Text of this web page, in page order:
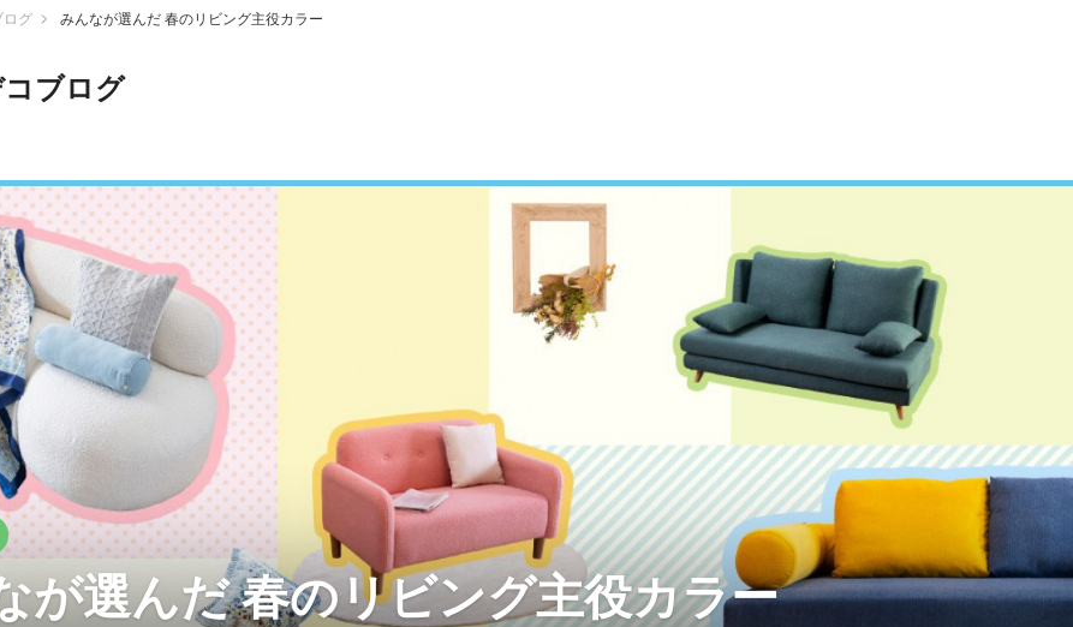
ログ みんなが選んだ 春のリビング主役カラー
ブログ
が選んだ 春のリビング主役カラー